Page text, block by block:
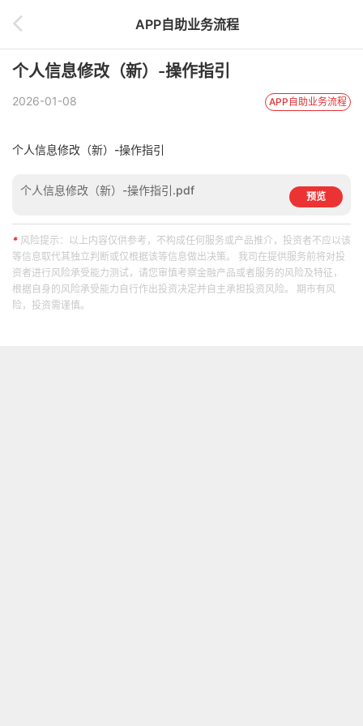
APP自助业务流程
个人信息修改（新）-操作指引
2026-01-08 APP自助业务流程
个人信息修改（新）-操作指引
个人信息修改（新）-操作指引.pdf 预览
* 风险提示：以上内容仅供参考，不构成任何服务或产品推介，投资者不应以该
等信息取代其独立判断或仅根据该等信息做出决策。 我司在提供服务前将对投
资者进行风险承受能力测试，请您审慎考察金融产品或者服务的风险及特征，
根据自身的风险承受能力自行作出投资决定并自主承担投资风险。 期市有风
险，投资需谨慎。